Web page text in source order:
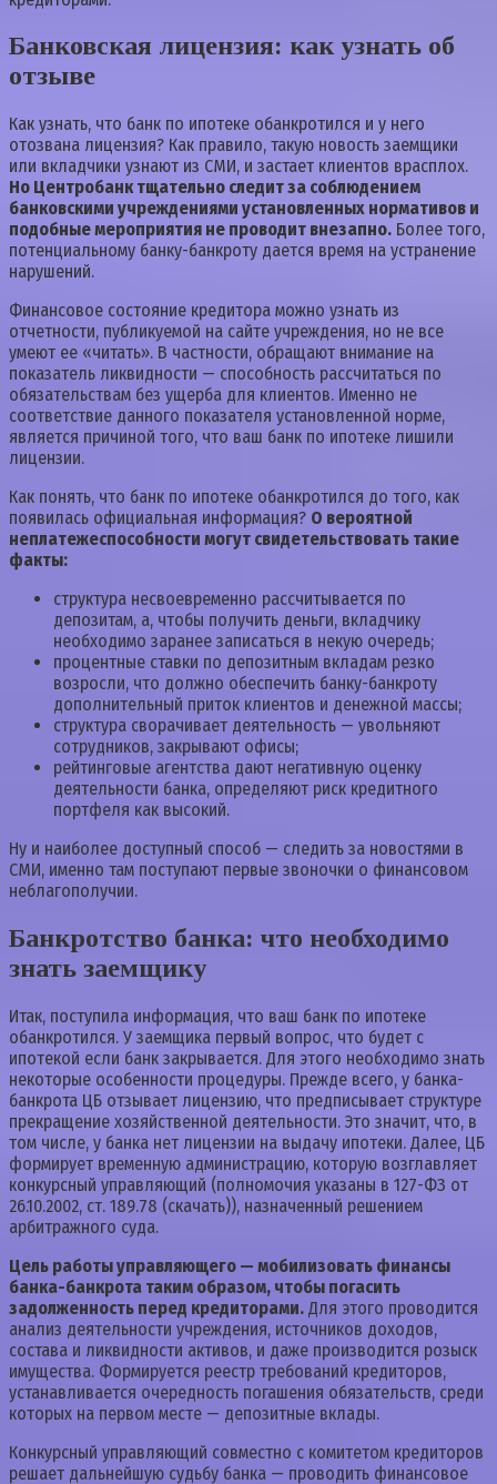
Банковская лицензия: как узнать об
отзыве
Как узнать, что банк по ипотеке обанкротился и у него
отозвана лицензия? Как правило, такую новость заемщики
или вкладчики узнают из СМИ, и застает клиентов врасплох.
Но Центробанк тщательно следит за соблюдением
банковскими учреждениями установленных нормативов и
подобные мероприятия не проводит внезапно. Более того,
потенциальному банку-банкроту дается время на устранение
нарушений.
Финансовое состояние кредитора можно узнать из
отчетности, публикуемой на сайте учреждения, но не все
умеют ее «читать». В частности, обращают внимание на
показатель ликвидности — способность рассчитаться по
обязательствам без ущерба для клиентов. Именно не
соответствие данного показателя установленной норме,
является причиной того, что ваш банк по ипотеке лишили
лицензии.
Как понять, что банк по ипотеке обанкротился до того, как
появилась официальная информация? О вероятной
неплатежеспособности могут свидетельствовать такие
факты:
структура несвоевременно рассчитывается по
депозитам, а, чтобы получить деньги, вкладчику
необходимо заранее записаться в некую очередь;
процентные ставки по депозитным вкладам резко
возросли, что должно обеспечить банку-банкроту
дополнительный приток клиентов и денежной массы;
структура сворачивает деятельность — увольняют
сотрудников, закрывают офисы;
рейтинговые агентства дают негативную оценку
деятельности банка, определяют риск кредитного
портфеля как высокий.
Ну и наиболее доступный способ — следить за новостями в
СМИ, именно там поступают первые звоночки о финансовом
неблагополучии.
Банкротство банка: что необходимо
знать заемщику
Итак, поступила информация, что ваш банк по ипотеке
обанкротился. У заемщика первый вопрос, что будет с
ипотекой если банк закрывается. Для этого необходимо знать
некоторые особенности процедуры. Прежде всего, у банка-
банкрота ЦБ отзывает лицензию, что предписывает структуре
прекращение хозяйственной деятельности. Это значит, что, в
том числе, у банка нет лицензии на выдачу ипотеки. Далее, ЦБ
формирует временную администрацию, которую возглавляет
конкурсный управляющий (полномочия указаны в 127-ФЗ от
26.10.2002, ст. 189.78 (скачать)), назначенный решением
арбитражного суда.
Цель работы управляющего — мобилизовать финансы
банка-банкрота таким образом, чтобы погасить
задолженность перед кредиторами. Для этого проводится
анализ деятельности учреждения, источников доходов,
состава и ликвидности активов, и даже производится розыск
имущества. Формируется реестр требований кредиторов,
устанавливается очередность погашения обязательств, среди
которых на первом месте — депозитные вклады.
Конкурсный управляющий совместно с комитетом кредиторов
решает дальнейшую судьбу банка — проводить финансовое